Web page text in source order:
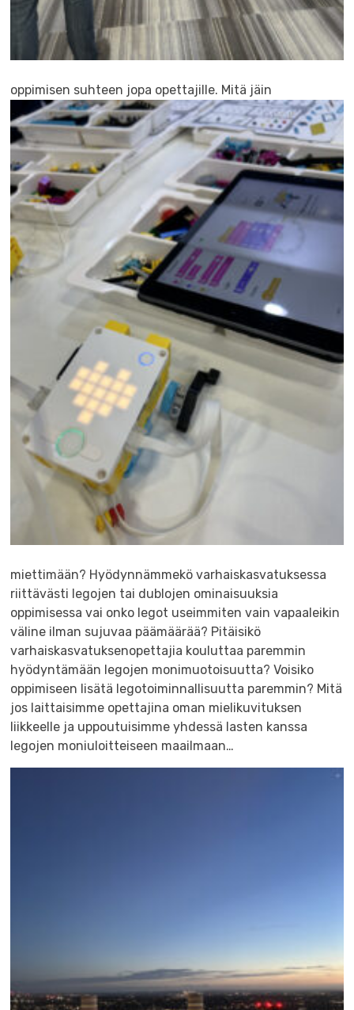
oppimisen suhteen jopa opettajille. Mitä jäin
miettimään? Hyödynnämmekö varhaiskasvatuksessa
riittävästi legojen tai dublojen ominaisuuksia
oppimisessa vai onko legot useimmiten vain vapaaleikin
väline ilman sujuvaa päämäärää? Pitäisikö
varhaiskasvatuksenopettajia kouluttaa paremmin
hyödyntämään legojen monimuotoisuutta? Voisiko
oppimiseen lisätä legotoiminnallisuutta paremmin? Mitä
jos laittaisimme opettajina oman mielikuvituksen
liikkeelle ja uppoutuisimme yhdessä lasten kanssa
legojen moniuloitteiseen maailmaan…